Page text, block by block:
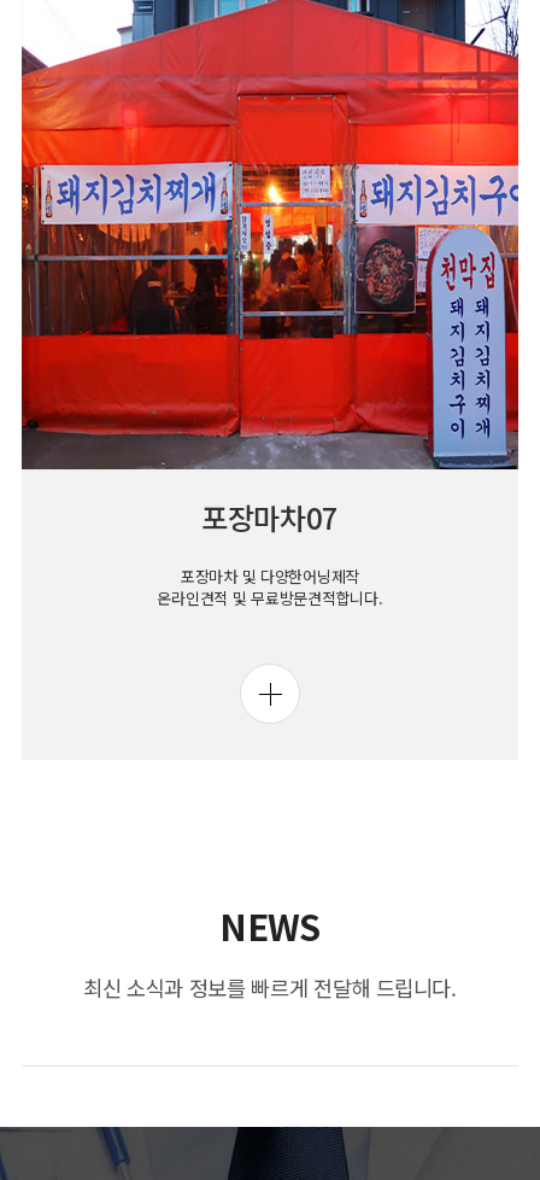
포장마차07
포장마차 및 다양한어닝제작
온라인견적 및 무료방문견적합니다.
NEWS
최신 소식과 정보를 빠르게 전달해 드립니다.